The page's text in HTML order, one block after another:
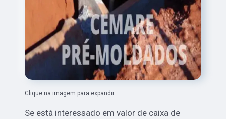
Clique na imagem para expandir
Se está interessado em valor de caixa de